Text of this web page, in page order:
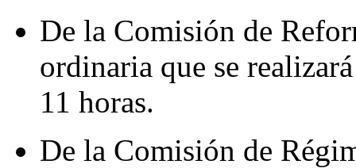
De la Comisión de
ordinaria que se
11 horas.
De la Comisión de